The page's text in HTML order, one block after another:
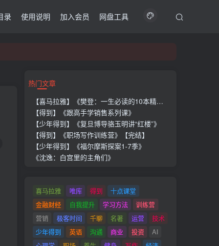
录 使用说明 加入会员 网盘工具
热门文章
【喜马拉雅】《樊登：一生必读的10本精选好书》
【得到】《跟高手学销售系列课》
【少年得到】《复旦博导骆玉明讲“红楼”》
【得到】《职场写作训练营》【完结】
【少年得到】《福尔摩斯探案1-7季》
《沈逸：白宫里的主角们》
喜马拉雅 唯库 得到
十点课堂
金融财经
自我提升 学习方法
训练营
营销
极客时间 千聊 名著 运营
技术
少年得到
英语 沟通 商业 投资
AI